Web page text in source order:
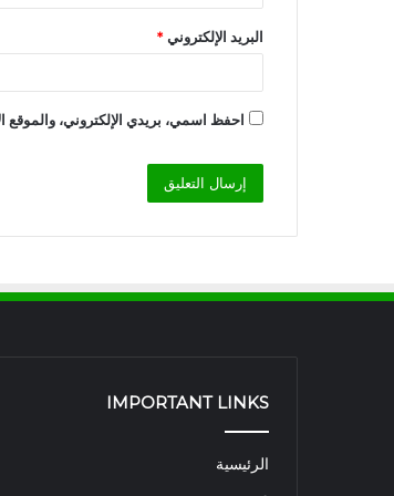
البريد الإلكتروني*
احفظ اسمي، بريدي الإلكتروني، والموقع
IMPORTANT LINKS
الرئيسية